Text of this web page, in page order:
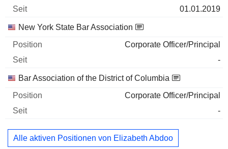
01.01.2019
New York State Bar Association
Corporate Officer/Principal
-
Bar Association of the District of Columbia
Corporate Officer/Principal
-
Alle aktiven Positionen von Elizabeth Abdoo